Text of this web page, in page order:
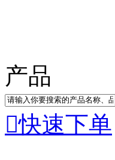
产品
快速下单